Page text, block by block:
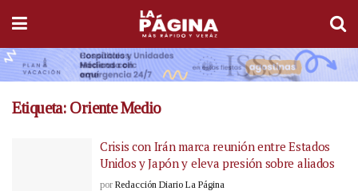
Etiqueta: Oriente Medio
Crisis con Irán marca reunión entre Estados
Unidos y Japón y eleva presión sobre aliados
por Redacción Diario La Página